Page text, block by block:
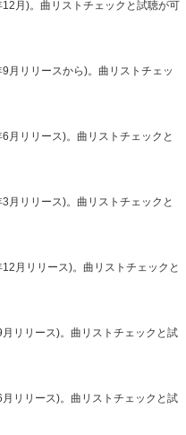
月)。曲リストチェックと試聴が可
月リリースから)。曲リストチェッ
月リリース)。曲リストチェックと
月リリース)。曲リストチェックと
月リリース)。曲リストチェックと
リリース)。曲リストチェックと試
リリース)。曲リストチェックと試